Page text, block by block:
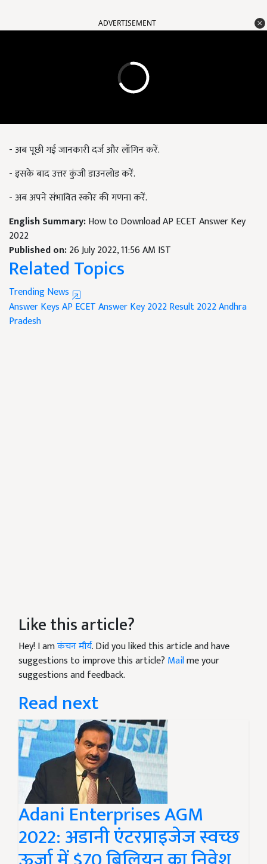
ADVERTISEMENT
- अब पूछी गई जानकारी दर्ज और लॉगिन करें.
- इसके बाद उत्तर कुंजी डाउनलोड करें.
- अब अपने संभावित स्कोर की गणना करें.
English Summary:How to Download AP ECET Answer Key
2022
Published on:26 July 2022, 11:56 AM IST
Related Topics
Trending News
Answer KeysAP ECET Answer Key 2022Result 2022Andhra
Pradesh
Like this article?
Hey! I amकंचन मौर्य. Did you liked this article and have
suggestions to improve this article? Mailme your
suggestions and feedback.
Read next
Adani Enterprises AGM
2022: अडानी एंटरप्राइजेज स्वच्छ